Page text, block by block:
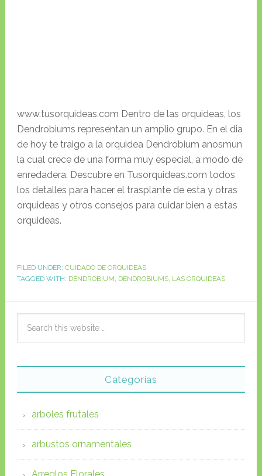
www.tusorquideas.com Dentro de las orquideas, los
Dendrobiums representan un amplio grupo. En el dia
de hoy te traigo a la orquidea Dendrobium anosmun
la cual crece de una forma muy especial, a modo de
enredadera. Descubre en Tusorquideas.com todos
los detalles para hacer el trasplante de esta y otras
orquideas y otros consejos para cuidar bien a estas
orquideas.
FILED UNDER: CUIDADO DE ORQUIDEAS
TAGGED WITH: DENDROBIUM, DENDROBIUMS, LAS ORQUIDEAS
Categorías
arboles frutales
arbustos ornamentales